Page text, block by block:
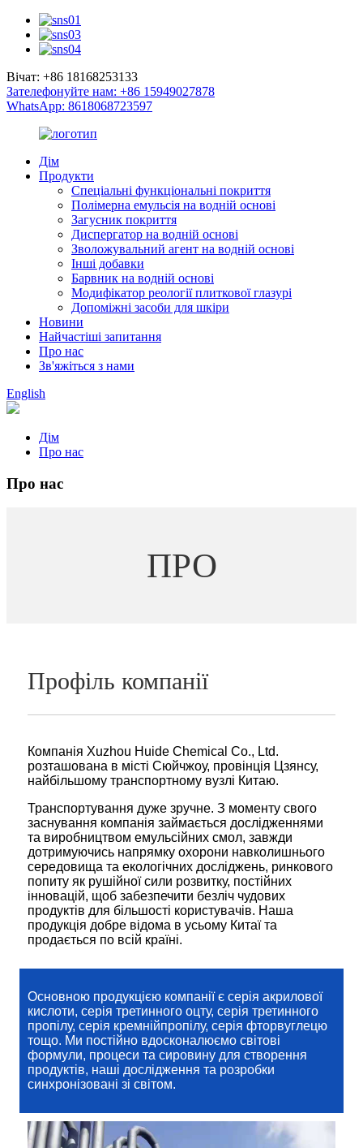
Вічат: +86 18168253133
Зателефонуйте нам: +86 15949027878
WhatsApp: 8618068723597
Дім
Продукти
Спеціальні функціональні покриття
Полімерна емульсія на водній основі
Загусник покриття
Диспергатор на водній основі
Зволожувальний агент на водній основі
Інші добавки
Барвник на водній основі
Модифікатор реології плиткової глазурі
Допоміжні засоби для шкіри
Новини
Найчастіші запитання
Про нас
Зв'яжіться з нами
English
Дім
Про нас
Про нас
ПРО
Профіль компанії
Компанія Xuzhou Huide Chemical Co., Ltd.
розташована в місті Сюйчжоу, провінція Цзянсу,
найбільшому транспортному вузлі Китаю.
Транспортування дуже зручне. З моменту свого
заснування компанія займається дослідженнями
та виробництвом емульсійних смол, завжди
дотримуючись напрямку охорони навколишнього
середовища та екологічних досліджень, ринкового
попиту як рушійної сили розвитку, постійних
інновацій, щоб забезпечити безліч чудових
продуктів для більшості користувачів. Наша
продукція добре відома в усьому Китаї та
продається по всій країні.
Основною продукцією компанії є серія акрилової
кислоти, серія третинного оцту, серія третинного
пропілу, серія кремнійпропілу, серія фторвуглецю
тощо. Ми постійно вдосконалюємо світові
формули, процеси та сировину для створення
продуктів, наші дослідження та розробки
синхронізовані зі світом.